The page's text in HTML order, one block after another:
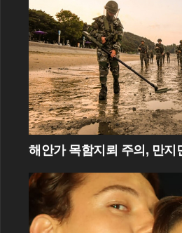
해안가 목함지뢰 주의, 만지